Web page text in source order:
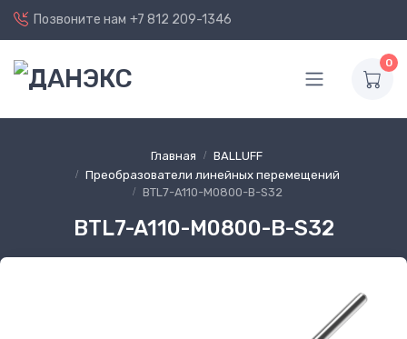
Позвоните нам +7 812 209-1346
0
Главная
BALLUFF
Преобразователи линейных перемещений
BTL7-A110-M0800-B-S32
BTL7-A110-M0800-B-S32